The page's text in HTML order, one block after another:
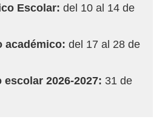
Escolar: del 10 al 14 de
académico: del 17 al 28 de
2026-2027: 31 de